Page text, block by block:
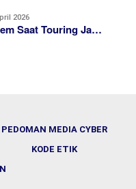
2026
Saat Touring Ja…
PEDOMAN MEDIA CYBER
KODE ETIK